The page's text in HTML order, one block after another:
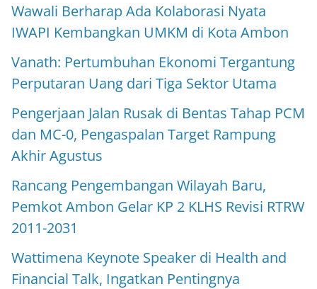
Wawali Berharap Ada Kolaborasi Nyata
IWAPI Kembangkan UMKM di Kota Ambon
Vanath: Pertumbuhan Ekonomi Tergantung
Perputaran Uang dari Tiga Sektor Utama
Pengerjaan Jalan Rusak di Bentas Tahap PCM
dan MC-0, Pengaspalan Target Rampung
Akhir Agustus
Rancang Pengembangan Wilayah Baru,
Pemkot Ambon Gelar KP 2 KLHS Revisi RTRW
2011-2031
Wattimena Keynote Speaker di Health and
Financial Talk, Ingatkan Pentingnya